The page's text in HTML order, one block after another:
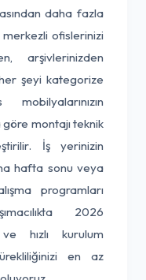
daha fazla
ofislerinizi
arşivlerinizden
şeyi kategorize
göre montajı teknik
İş yerinizin
hafta sonu veya
programları
2026
hızlı kurulum
en az